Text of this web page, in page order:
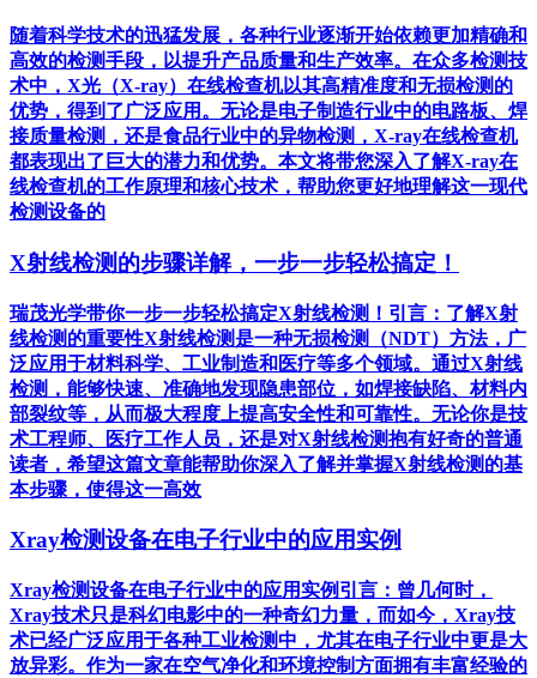
随着科学技术的迅猛发展，各种行业逐渐开始依赖更加精确和
高效的检测手段，以提升产品质量和生产效率。在众多检测技
术中，X光（X-ray）在线检查机以其高精准度和无损检测的
优势，得到了广泛应用。无论是电子制造行业中的电路板、焊
接质量检测，还是食品行业中的异物检测，X-ray在线检查机
都表现出了巨大的潜力和优势。本文将带您深入了解X-ray在
线检查机的工作原理和核心技术，帮助您更好地理解这一现代
检测设备的
X射线检测的步骤详解，一步一步轻松搞定！
瑞茂光学带你一步一步轻松搞定X射线检测！引言：了解X射
线检测的重要性X射线检测是一种无损检测（NDT）方法，广
泛应用于材料科学、工业制造和医疗等多个领域。通过X射线
检测，能够快速、准确地发现隐患部位，如焊接缺陷、材料内
部裂纹等，从而极大程度上提高安全性和可靠性。无论你是技
术工程师、医疗工作人员，还是对X射线检测抱有好奇的普通
读者，希望这篇文章能帮助你深入了解并掌握X射线检测的基
本步骤，使得这一高效
Xray检测设备在电子行业中的应用实例
Xray检测设备在电子行业中的应用实例引言：曾几何时，
Xray技术只是科幻电影中的一种奇幻力量，而如今，Xray技
术已经广泛应用于各种工业检测中，尤其在电子行业中更是大
放异彩。作为一家在空气净化和环境控制方面拥有丰富经验的